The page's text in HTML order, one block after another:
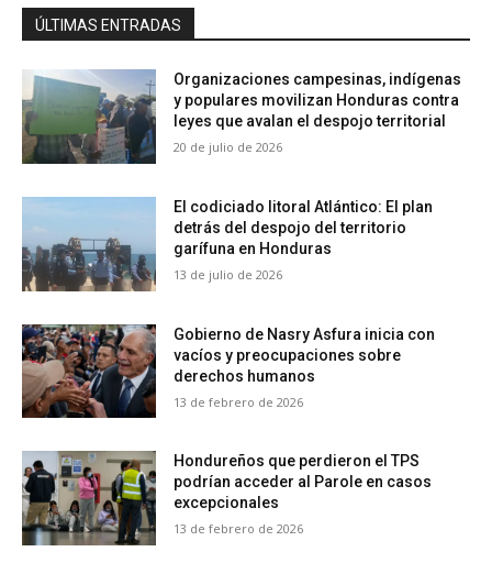
ÚLTIMAS ENTRADAS
Organizaciones campesinas, indígenas
y populares movilizan Honduras contra
leyes que avalan el despojo territorial
20 de julio de 2026
El codiciado litoral Atlántico: El plan
detrás del despojo del territorio
garífuna en Honduras
13 de julio de 2026
Gobierno de Nasry Asfura inicia con
vacíos y preocupaciones sobre
derechos humanos
13 de febrero de 2026
Hondureños que perdieron el TPS
podrían acceder al Parole en casos
excepcionales
13 de febrero de 2026